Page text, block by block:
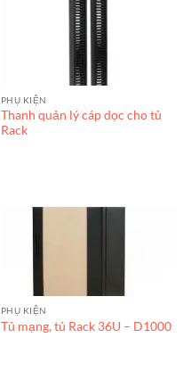
PHỤ KIỆN
Thanh quản lý cáp dọc cho tủ
Rack
PHỤ KIỆN
Tủ mạng, tủ Rack 36U – D1000